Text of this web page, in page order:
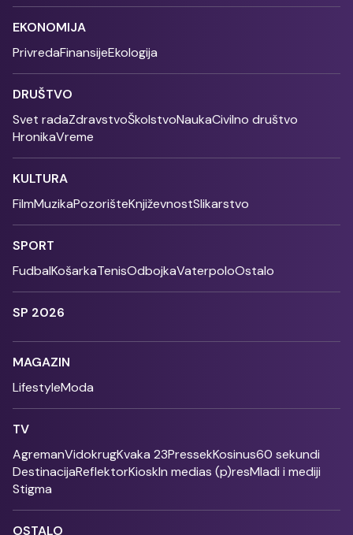
EKONOMIJA
PrivredaFinansijeEkologija
DRUŠTVO
Svet radaZdravstvoŠkolstvoNaukaCivilno društvo
HronikaVreme
KULTURA
FilmMuzikaPozorišteKnjiževnostSlikarstvo
SPORT
FudbalKošarkaTenisOdbojkaVaterpoloOstalo
SP 2026
MAGAZIN
LifestyleModa
TV
AgremanVidokrugKvaka 23PressekKosinus60 sekundi
DestinacijaReflektorKioskIn medias (p)resMladi i mediji
Stigma
OSTALO